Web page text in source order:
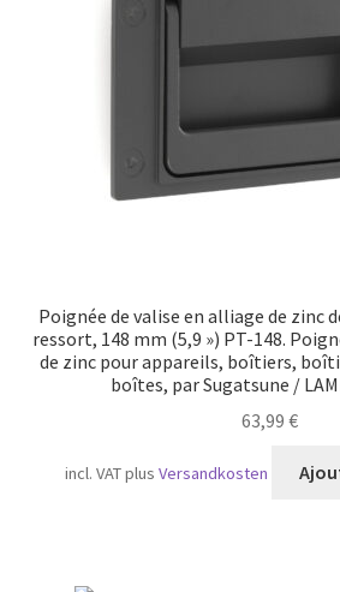
Poignée de valise en alliage de zinc
ressort, 148 mm (5,9 ») PT-148.
de zinc pour appareils, boîtiers,
boîtes, par Sugatsune /
63,99 €
incl. VATplusVersandkosten